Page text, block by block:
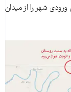
شهر را از میدان